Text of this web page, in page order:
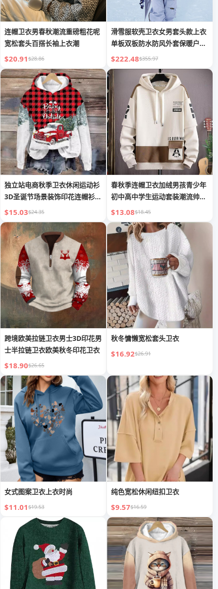
连帽卫衣男春秋潮流重磅粗花呢
宽松套头百搭长袖上衣潮
$20.91$28.86
滑雪服软壳卫衣女男套头款上衣
单板双板防水防风外套保暖户外
运动
$222.48$355.97
独立站电商秋季卫衣休闲运动衫
3D圣诞节场景装饰印花连帽衫速
卖通
$15.03$24.35
春秋季连帽卫衣加绒男孩青少年
初中高中学生运动套装潮流帅气
春装
$13.08$18.45
跨境欧美拉链卫衣男士3D印花男
士半拉链卫衣欧美秋冬印花卫衣
$18.90$26.65
秋冬慵懒宽松套头卫衣
$16.92$26.91
女式图案卫衣上衣时尚
$11.01$19.53
纯色宽松休闲纽扣卫衣
$9.57$16.59